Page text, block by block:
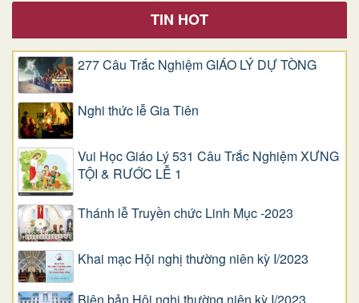
TIN HOT
277 Câu Trắc Nghiệm GIÁO LÝ DỰ TÒNG
Nghi thức lễ Gia Tiên
Vui Học Giáo Lý 531 Câu Trắc Nghiệm XƯNG
TỘI & RƯỚC LỄ 1
Thánh lễ Truyền chức Linh Mục -2023
Khai mạc Hội nghị thường niên kỳ I/2023
Biên bản Hội nghị thường niên kỳ I/2023